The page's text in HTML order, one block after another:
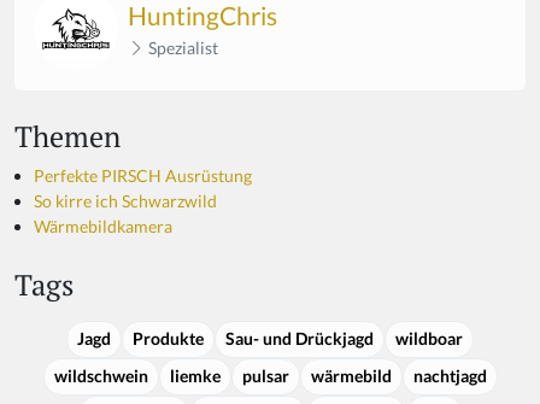
HuntingChris
Spezialist
Themen
Perfekte PIRSCH Ausrüstung
So kirre ich Schwarzwild
Wärmebildkamera
Tags
Jagd Produkte Sau- und Drückjagd
wildboar
wildschwein
liemke pulsar wärmebild
nachtjagd